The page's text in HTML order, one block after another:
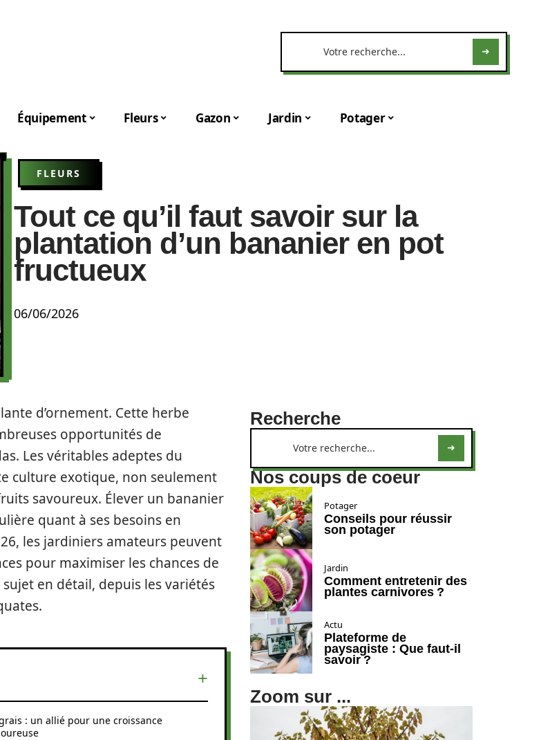
Équipement Fleurs Gazon Jardin Potager
FLEURS
Tout ce qu’il faut savoir sur la
plantation d’un bananier en pot
fructueux
06/06/2026
d’ornement. Cette herbe
opportunités de
Les véritables adeptes du
culture exotique, non seulement
savoureux. Élever un bananier
quant à ses besoins en
les jardiniers amateurs peuvent
pour maximiser les chances de
en détail, depuis les variétés
: un allié pour une croissance
Recherche
Nos coups de coeur
Potager
Conseils pour réussir
son potager
Jardin
Comment entretenir des
plantes carnivores ?
Actu
Plateforme de
paysagiste : Que faut-il
savoir ?
Zoom sur ...